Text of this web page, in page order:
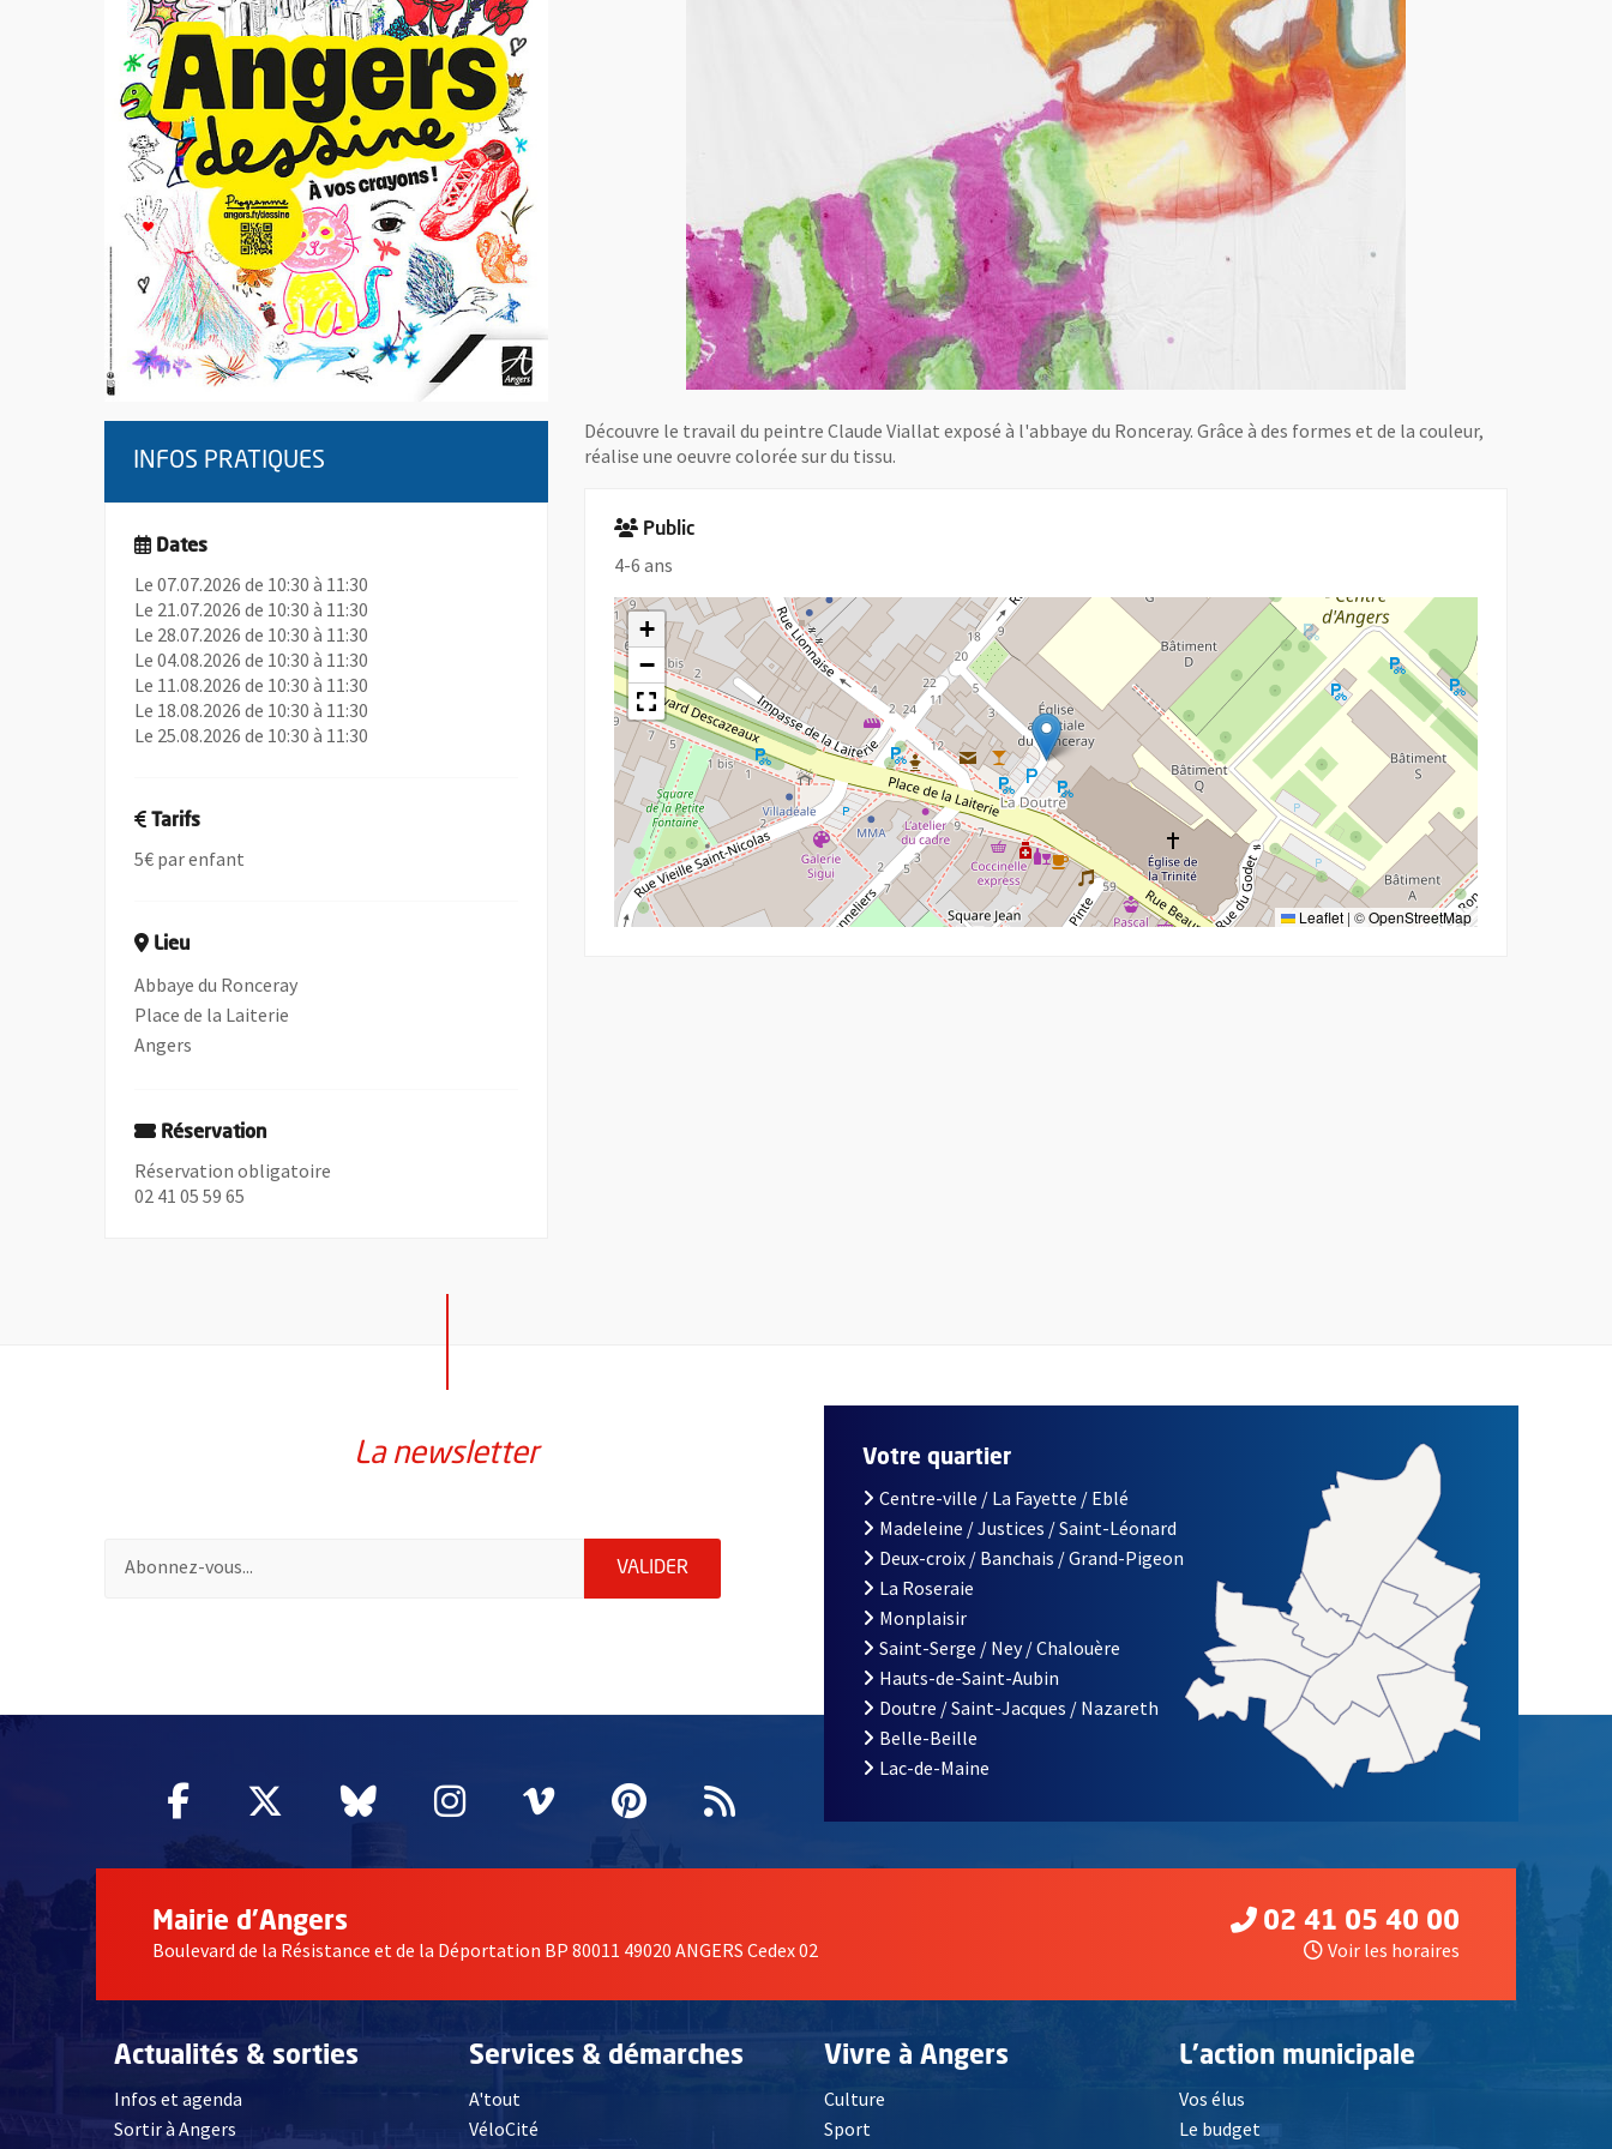
Découvre le travail du peintre Claude Viallat exposé à l'abbaye du Ronceray. Grâce à des formes et de la couleur,
réalise une oeuvre colorée sur du tissu.
Public
4-6 ans
+
−
Leaflet | ©OpenStreetMap
INFOS PRATIQUES
Dates
Le 07.07.2026 de 10:30 à 11:30
Le 21.07.2026 de 10:30 à 11:30
Le 28.07.2026 de 10:30 à 11:30
Le 04.08.2026 de 10:30 à 11:30
Le 11.08.2026 de 10:30 à 11:30
Le 18.08.2026 de 10:30 à 11:30
Le 25.08.2026 de 10:30 à 11:30
Tarifs
5€ par enfant
Lieu
Abbaye du Ronceray
Place de la Laiterie
Angers
Réservation
Réservation obligatoire
02 41 05 59 65
La newsletter
Pour vous inscrire à la lettre d'information de la ville d'Angers, indiquez votre email (champ obligatoire)
VALIDERENVOYER MA DEMANDE D'INSCRIPTION À LA LETTRE D'INFORMATION DE LA VILLE D'ANGERS
Facebook
, Ouvre une nouvelle fenêtre
Twitter
, Ouvre une nouvelle fenêtre
Bluesky
, Ouvre une nouvelle fenêtre
Instagram
, Ouvre une nouvelle fenêtre
Vimeo
, Ouvre une nouvelle fenêtre
Pinterest
, Ouvre une nouvelle fenêtre
Flux RSS
Votre quartier
Centre-ville / La Fayette / Eblé
Madeleine / Justices / Saint-Léonard
Deux-croix / Banchais / Grand-Pigeon
La Roseraie
Monplaisir
Saint-Serge / Ney / Chalouère
Hauts-de-Saint-Aubin
Doutre / Saint-Jacques / Nazareth
Belle-Beille
Lac-de-Maine
Mairie d'Angers
Boulevard de la Résistance et de la Déportation BP 80011 49020 ANGERS Cedex 02
02 41 05 40 00
Voir les horaires
Actualités & sorties
Infos et agenda
Sortir à Angers
Services & démarches
A'tout
VéloCité
Vivre à Angers
Culture
Sport
L'action municipale
Vos élus
Le budget